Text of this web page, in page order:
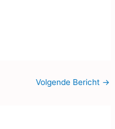
Volgende Bericht →